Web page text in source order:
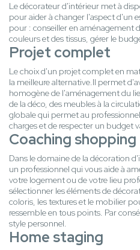
Le décorateur d'intérieur met à
pour aider à changer l'aspect d'un
pour : conseiller en aménagement
couleurs et des tissus, gérer le
Projet complet
Le choix d'un projet complet en
la meilleure alternative.Il permet
homogène de l'aménagement du
de la déco, des meubles à la
globale qui permet au
charges et de respecter un budget
Coaching shopping
Dans le domaine de la décoration
un professionnel qui vous aide à
votre logement ou de votre lieu
sélectionner les éléments de
coloris, les textures et le mobilier
ressemble en tous points. Par
style personnel.
Home staging